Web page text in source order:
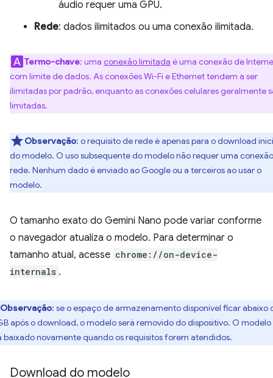
áudio requer uma GPU.
Rede: dados ilimitados ou uma conexão ilimitada.
Termo-chave: uma conexão limitada é uma conexão de
com limite de dados. As conexões Wi-Fi e Ethernet tendem a ser
ilimitadas por padrão, enquanto as conexões celulares geralmente
limitadas.
Observação: o requisito de rede é apenas para o download
do modelo. O uso subsequente do modelo não requer uma
rede. Nenhum dado é enviado ao Google ou a terceiros ao usar o
modelo.
O tamanho exato do Gemini Nano pode variar conforme
o navegador atualiza o modelo. Para determinar o
tamanho atual, acesse chrome://on-device-
internals .
Observação: se o espaço de armazenamento disponível ficar abaixo
após o download, o modelo será removido do dispositivo. O modelo
baixado novamente quando os requisitos forem atendidos.
Download do modelo